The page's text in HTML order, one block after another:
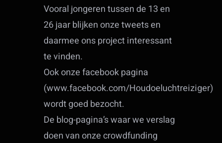
Vooral jongeren tussen de 13 en
26 jaar blijken onze tweets en
daarmee ons project interessant
te vinden.
Ook onze facebook pagina
(www.facebook.com/Houdoeluchtreiziger)
wordt goed bezocht.
De blog-pagina’s waar we verslag
doen van onze crowdfunding